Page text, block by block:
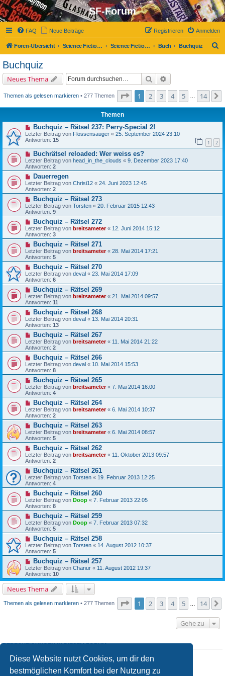
Diese Website nutzt Cookies, um dir den
bestmöglichen Komfort bei der Nutzung zu
SF-Forum
FAQ Neue Beiträge Anmelden
Registrieren
Foren-Übersicht Science Fiction-Forum Science Fiction, Fantasy und Co. Buch Buchquiz
Buchquiz
Neues Thema Suche
Themen als gelesen markieren • 277 Themen Seite von
1 2 3 4 5 14
Themen
Buchquiz – Rätsel 237: Perry-Special 2!
Letzter Beitrag von Flossensauger « 25. September 2024 23:10
Antworten: 15 1 2
Buchrätsel reloaded: Wer weiss es?
Letzter Beitrag von head_in_the_clouds « 9. Dezember 2023 17:40
Antworten: 2
Dauerregen
Letzter Beitrag von Chrisi12 « 24. Juni 2023 12:45
Antworten: 2
Buchquiz – Rätsel 273
Letzter Beitrag von Torsten « 20. Februar 2015 12:43
Antworten: 9
Buchquiz – Rätsel 272
Letzter Beitrag von breitsameter« 12. Juni 2014 15:12
Antworten: 3
Buchquiz – Rätsel 271
Letzter Beitrag von breitsameter« 28. Mai 2014 17:21
Antworten: 5
Buchquiz – Rätsel 270
Letzter Beitrag von deval « 23. Mai 2014 17:09
Antworten: 6
Buchquiz – Rätsel 269
Letzter Beitrag von breitsameter« 21. Mai 2014 09:57
Antworten: 11
Buchquiz – Rätsel 268
Letzter Beitrag von deval « 13. Mai 2014 20:31
Antworten: 13
Buchquiz – Rätsel 267
Letzter Beitrag von breitsameter« 11. Mai 2014 21:22
Antworten: 2
Buchquiz – Rätsel 266
Letzter Beitrag von deval « 10. Mai 2014 15:53
Antworten: 8
Buchquiz – Rätsel 265
Letzter Beitrag von breitsameter« 7. Mai 2014 16:00
Antworten: 4
Buchquiz – Rätsel 264
Letzter Beitrag von breitsameter« 6. Mai 2014 10:37
Antworten: 2
Buchquiz – Rätsel 263
Letzter Beitrag von breitsameter« 6. Mai 2014 08:57
Antworten: 5
Buchquiz – Rätsel 262
Letzter Beitrag von breitsameter« 11. Oktober 2013 09:57
Antworten: 2
Buchquiz – Rätsel 261
Letzter Beitrag von Torsten « 19. Februar 2013 12:25
Antworten: 4
Buchquiz – Rätsel 260
Letzter Beitrag von Doop « 7. Februar 2013 22:05
Antworten: 8
Buchquiz – Rätsel 259
Letzter Beitrag von Doop « 7. Februar 2013 07:32
Antworten: 5
Buchquiz – Rätsel 258
Letzter Beitrag von Torsten « 14. August 2012 10:37
Antworten: 5
Buchquiz – Rätsel 257
Letzter Beitrag von Chanur « 11. August 2012 19:37
Antworten: 10
Neues Thema
Themen als gelesen markieren • 277 Themen Seite von
1 2 3 4 5 14
Gehe zu
BERECHTIGUNGEN IN DIESEM FORUM
Dudarfst
neue Themen in diesem Forum erstellen.
DudarfstAntworten zu Themen in diesem Forum erstellen.
Du darfst deine Beiträge in diesem Forum nicht ändern.